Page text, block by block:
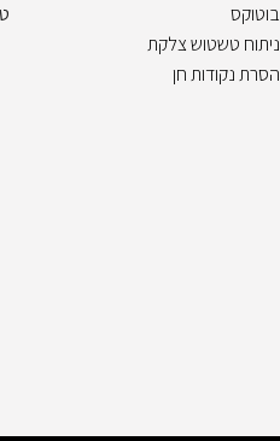
בוטוקס
ניתוח טשטוש צלקת
הסרת נקודות חן